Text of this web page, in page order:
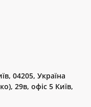
04205, Україна
29в, офіс 5 Київ,